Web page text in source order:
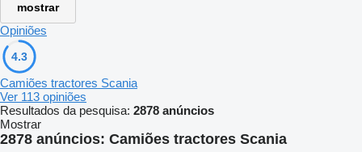
mostrar
Opiniões
4.3
Camiões tractores Scania
Ver 113 opiniões
Resultados da pesquisa: 2878 anúncios
Mostrar
2878 anúncios: Camiões tractores Scania